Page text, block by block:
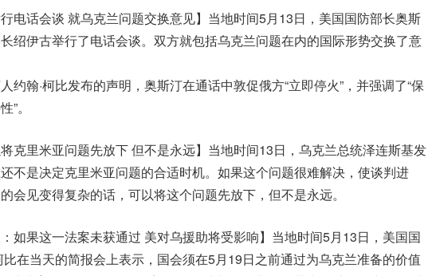
行电话会谈 就乌克兰问题交换意见】当地时间5月13日，美国国防部长奥斯
绍伊古举行了电话会谈。双方就包括乌克兰问题在内的国际形势交换了意
约翰·柯比发布的声明，奥斯汀在通话中敦促俄方“立即停火”，并强调了“保
”。
将克里米亚问题先放下 但不是永远】当地时间13日，乌克兰总统泽连斯基发
不是决定克里米亚问题的合适时机。如果这个问题很难解决，使谈判进
会见变得复杂的话，可以将这个问题先放下，但不是永远。
：如果这一法案未获通过 美对乌援助将受影响】当地时间5月13日，美国国
比在当天的简报会上表示，国会须在5月19日之前通过为乌克兰准备的价值